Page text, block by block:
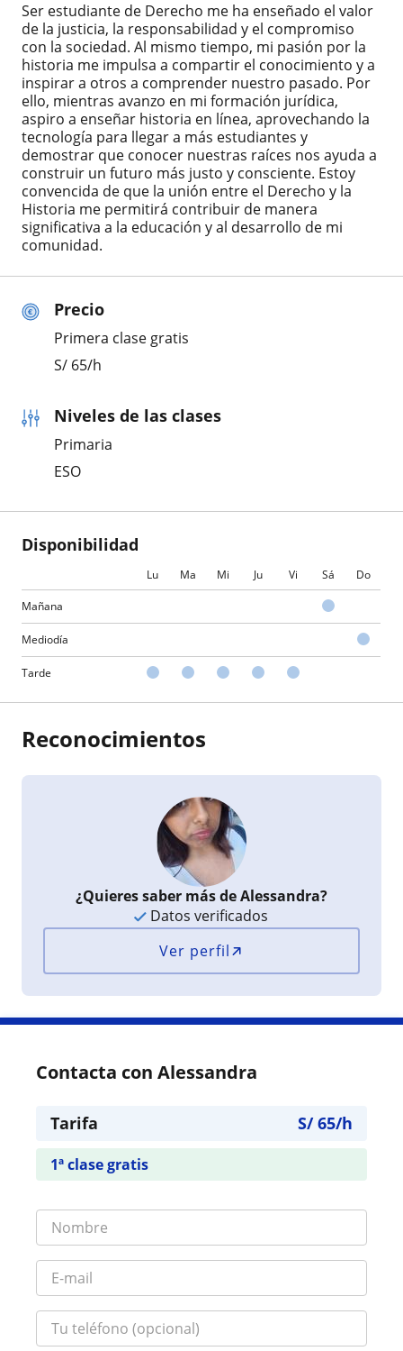
Precio
Primera clase gratis
S/ 65/h
Niveles de las clases
Primaria
ESO
Disponibilidad
Lu Ma Mi Ju Vi Sá Do
Mañana
Mediodía
Tarde
Ser estudiante de Derecho me ha enseñado el valor
de la justicia, la responsabilidad y el compromiso
con la sociedad. Al mismo tiempo, mi pasión por la
historia me impulsa a compartir el conocimiento y a
inspirar a otros a comprender nuestro pasado. Por
ello, mientras avanzo en mi formación jurídica,
aspiro a enseñar historia en línea, aprovechando la
tecnología para llegar a más estudiantes y
demostrar que conocer nuestras raíces nos ayuda a
construir un futuro más justo y consciente. Estoy
convencida de que la unión entre el Derecho y la
Historia me permitirá contribuir de manera
significativa a la educación y al desarrollo de mi
comunidad.
Reconocimientos
¿Quieres saber más de Alessandra?
Datos verificados
Ver perfil
Contacta con Alessandra
Tarifa S/65/h
1ª clase gratis